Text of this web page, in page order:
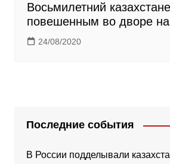
Восьмилетний
повешенным во дворе на
24/08/2020
Последние события
В России подделывали